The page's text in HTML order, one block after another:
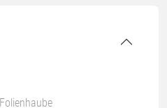
Folienhaube